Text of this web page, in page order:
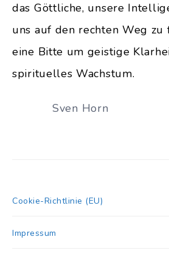
das Göttliche, unsere
uns auf den rechten Weg zu
eine Bitte um geistige
spirituelles Wachstum.
Sven Horn
Cookie-Richtlinie (EU)
Impressum